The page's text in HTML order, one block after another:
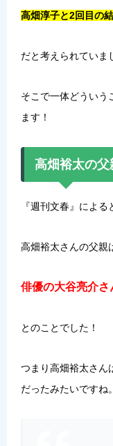
高畑淳子と2回目の
だと考えられていま
そこで一体どういう
ます！
高畑裕太の父
『週刊文春』による
高畑裕太さんの父親
俳優の大谷亮介さ
とのことでした！
つまり高畑裕太さん
だったみたいですね。